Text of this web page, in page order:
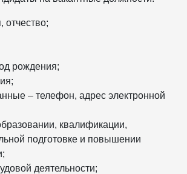
рождения;
– телефон, адрес электронной
квалификации,
подготовке и повышении
деятельности;